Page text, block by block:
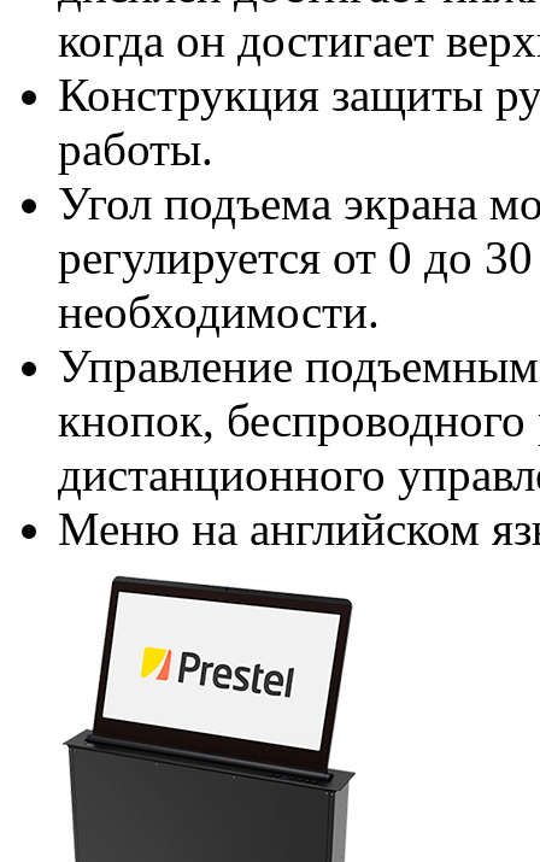
когда он достигает
Конструкция защиты
работы.
Угол подъема экрана
регулируется от 0 до
необходимости.
Управление
кнопок, беспроводного
дистанционного
Меню на английском